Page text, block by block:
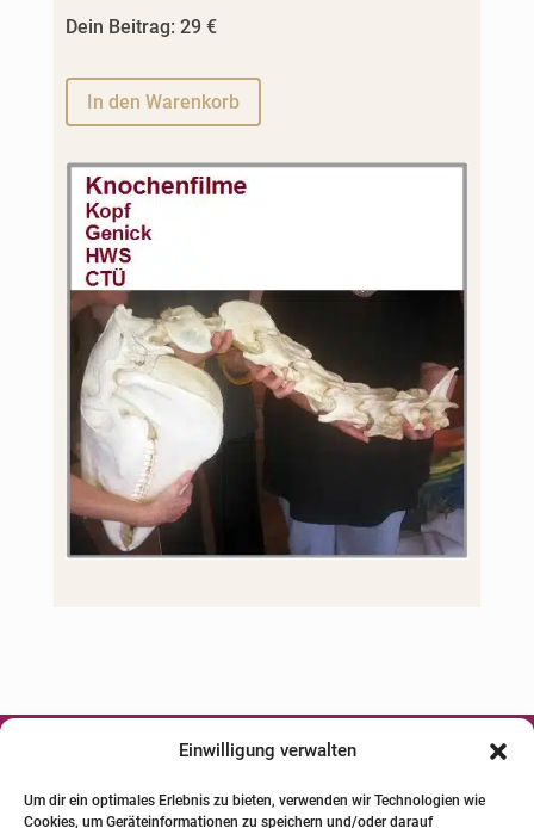
Einwilligung verwalten
Um dir ein optimales Erlebnis zu bieten, verwenden wir Technologien wie
Cookies, um Geräteinformationen zu speichern und/oder darauf
Dein Beitrag: 29 €
In den Warenkorb
l
t
i
v
e
:
 